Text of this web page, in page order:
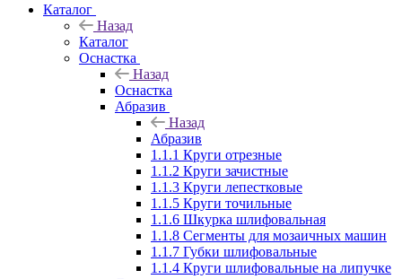
Каталог
Назад
Каталог
Оснастка
Назад
Оснастка
Абразив
Назад
Абразив
1.1.1 Круги отрезные
1.1.2 Круги зачистные
1.1.3 Круги лепестковые
1.1.5 Круги точильные
1.1.6 Шкурка шлифовальная
1.1.8 Сегменты для мозаичных машин
1.1.7 Губки шлифовальные
1.1.4 Круги шлифовальные на липучке